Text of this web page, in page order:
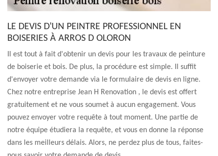
LE DEVIS D'UN PEINTRE PROFESSIONNEL EN
BOISERIES À ARROS D OLORON
Il est tout à fait d'obtenir un devis pour les travaux de peinture
de boiserie et bois. De plus, la procédure est simple. Il suffit
d'envoyer votre demande via le formulaire de devis en ligne.
Chez notre entreprise Jean H Renovation , le devis est offert
gratuitement et ne vous soumet à aucun engagement. Vous
pouvez envoyer votre requête à tout moment. Une partie de
notre équipe étudiera la requête, et vous en donne la réponse
dans les meilleurs délais. Alors, ne perdez plus de tous, faites-